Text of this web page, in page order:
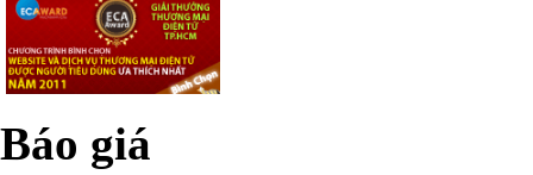
Báo giá